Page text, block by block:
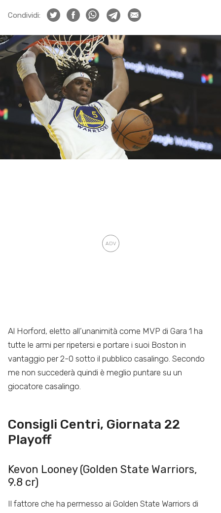
Condividi:
Al Horford, eletto all’unanimità come MVP di Gara 1 ha
tutte le armi per ripetersi e portare i suoi Boston in
vantaggio per 2-0 sotto il pubblico casalingo. Secondo
me non succederà quindi è meglio puntare su un
giocatore casalingo.
Consigli Centri, Giornata 22
Playoff
Kevon Looney (Golden State Warriors,
9.8 cr)
Il fattore che ha permesso ai Golden State Warriors di